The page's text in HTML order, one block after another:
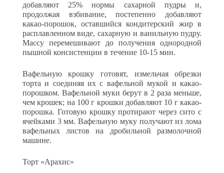
добавляют 25% нормы сахарной пудры и,
продолжая взбивание, постепенно добавляют
какао-порошок, оставшийся кондитерский жир в
расплавленном виде, сахарную и ванильную пудру.
Массу перемешивают до получения однородной
пышной консистенции в течение 10-15 мин.
Вафельную крошку готовят, измельчая обрезки
торта и соединяя их с вафельной мукой и какао-
порошком. Вафельной муки берут в 2 раза меньше,
чем крошек; на 100 г крошки добавляют 10 г какао-
порошка. Готовую крошку протирают через сито с
ячейками 3 мм. Вафельную муку получают из лома
вафельных листов на дробиль­ной размолочной
машине.
Торт «Арахис»